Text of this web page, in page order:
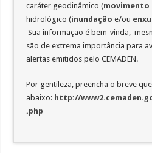
caráter geodinâmico (movimento
hidrológico (inundaçãoe/ou
Sua informação é bem-vinda,
são de extrema importância para
alertas emitidos pelo CEMADEN.
Por gentileza, preencha o breve
abaixo: http://
.php